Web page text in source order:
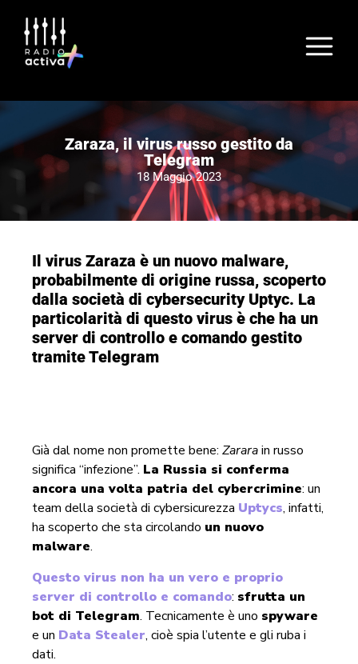
Zaraza, il virus russo gestito da
Telegram
18 Maggio 2023
Il virus Zaraza è un nuovo malware,
probabilmente di origine russa, scoperto
dalla società di cybersecurity Uptyc. La
particolarità di questo virus è che ha un
server di controllo e comando gestito
tramite Telegram
Già dal nome non promette bene: Zararain russo
significa “infezione”. La Russia si conferma
ancora una volta patria del cybercrimine: un
team della società di cybersicurezza Uptycs, infatti,
ha scoperto che sta circolando un nuovo
malware.
Questo virus non ha un vero e proprio
server di controllo e comando: sfrutta un
bot di Telegram. Tecnicamente è uno spyware
e un Data Stealer, cioè spia l’utente e gli ruba i
dati.